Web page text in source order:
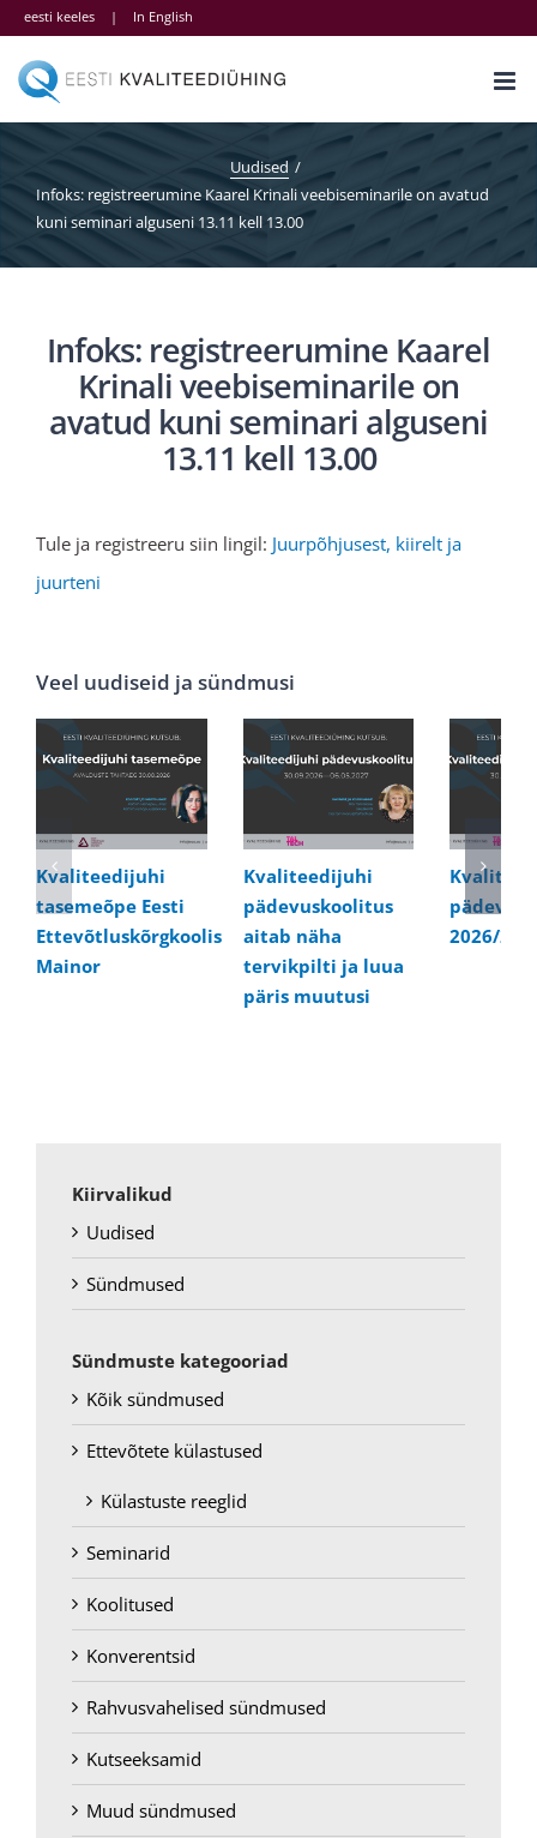
Skip
content
eesti keeles | In English
Uudised
Infoks: registreerumine Kaarel Krinali veebiseminarile on avatud
kuni seminari alguseni 13.11 kell 13.00
Infoks: registreerumine Kaarel
Krinali veebiseminarile on
avatud kuni seminari alguseni
13.11 kell 13.00
Tule ja registreeru siin lingil: Juurpõhjusest, kiirelt ja
juurteni
Veel uudiseid ja sündmusi
Kvaliteedijuhi
tasemeõpe Eesti
Ettevõtluskõrgkoolis
Mainor
Kvaliteedijuhi
pädevuskoolitus
aitab näha
tervikpilti ja luua
päris muutusi
2026/
Kiirvalikud
Uudised
Sündmused
Sündmuste kategooriad
Kõik sündmused
Ettevõtete külastused
Külastuste reeglid
Seminarid
Koolitused
Konverentsid
Rahvusvahelised sündmused
Kutseeksamid
Muud sündmused